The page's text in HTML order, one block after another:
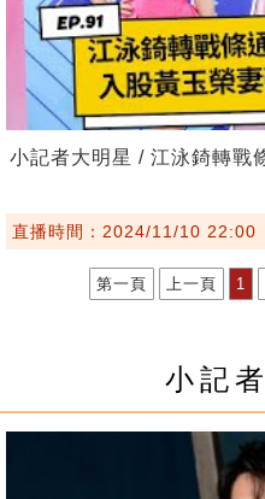
小記者大明星 / 江泳錡轉戰
直播時間：2024/11/10 22:00
第一頁 上一頁 1
小記